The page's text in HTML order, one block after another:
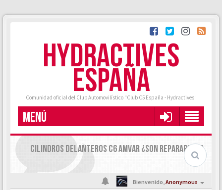
HYDRACTIVES
ESPAÑA
Comunidad oficial del Club Automovilístico "Club C5 España - Hydractives"
MENÚ
CILINDROS DELANTEROS C6 AMVAR ¿SON REPARABLES?
Bienvenido,Anonymous